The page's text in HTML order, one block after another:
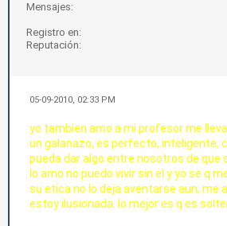
Mensajes:
Registro en:
Reputación:
05-09-2010, 02:33 PM
yo tambien amo a mi profesor me
un galanazo, es perfecto, inteligente,
pueda dar algo entre nosotros de que
lo amo no puedo vivir sin el y yo se q
su etica no lo deja aventarse aun, me
estoy ilusionada. lo mejor es q es